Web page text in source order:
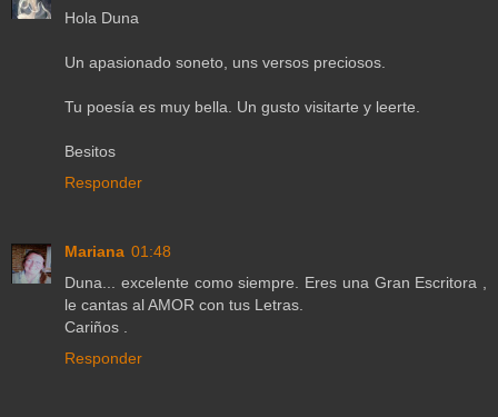
Hola Duna
Un apasionado soneto, uns versos preciosos.
Tu poesía es muy bella. Un gusto visitarte y leerte.
Besitos
Responder
Mariana 01:48
Duna... excelente como siempre. Eres una Gran Escritora ,
le cantas al AMOR con tus Letras.
Cariños .
Responder